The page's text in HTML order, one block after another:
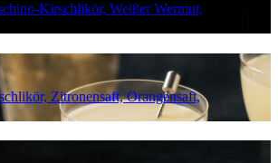
Kirschlikör, Weißer Wermut,
Zitronensaft, Orangensaft,